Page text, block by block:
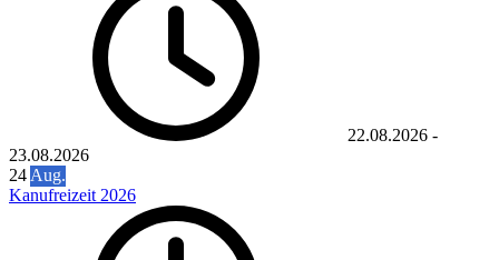
22.08.2026 -
23.08.2026
24 Aug.
Kanufreizeit 2026